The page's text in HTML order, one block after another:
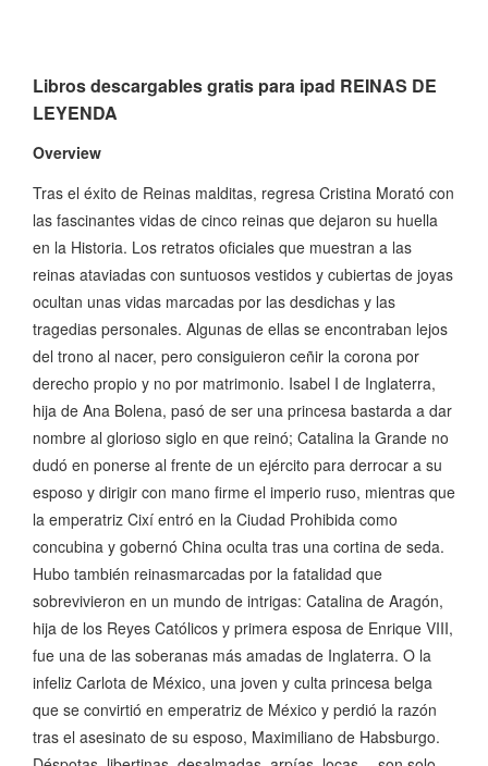
Libros descargables gratis para ipad REINAS DE
LEYENDA
Overview
Tras el éxito de Reinas malditas, regresa Cristina Morató con
las fascinantes vidas de cinco reinas que dejaron su huella
en la Historia. Los retratos oficiales que muestran a las
reinas ataviadas con suntuosos vestidos y cubiertas de joyas
ocultan unas vidas marcadas por las desdichas y las
tragedias personales. Algunas de ellas se encontraban lejos
del trono al nacer, pero consiguieron ceñir la corona por
derecho propio y no por matrimonio. Isabel I de Inglaterra,
hija de Ana Bolena, pasó de ser una princesa bastarda a dar
nombre al glorioso siglo en que reinó; Catalina la Grande no
dudó en ponerse al frente de un ejército para derrocar a su
esposo y dirigir con mano firme el imperio ruso, mientras que
la emperatriz Cixí entró en la Ciudad Prohibida como
concubina y gobernó China oculta tras una cortina de seda.
Hubo también reinasmarcadas por la fatalidad que
sobrevivieron en un mundo de intrigas: Catalina de Aragón,
hija de los Reyes Católicos y primera esposa de Enrique VIII,
fue una de las soberanas más amadas de Inglaterra. O la
infeliz Carlota de México, una joven y culta princesa belga
que se convirtió en emperatriz de México y perdió la razón
tras el asesinato de su esposo, Maximiliano de Habsburgo.